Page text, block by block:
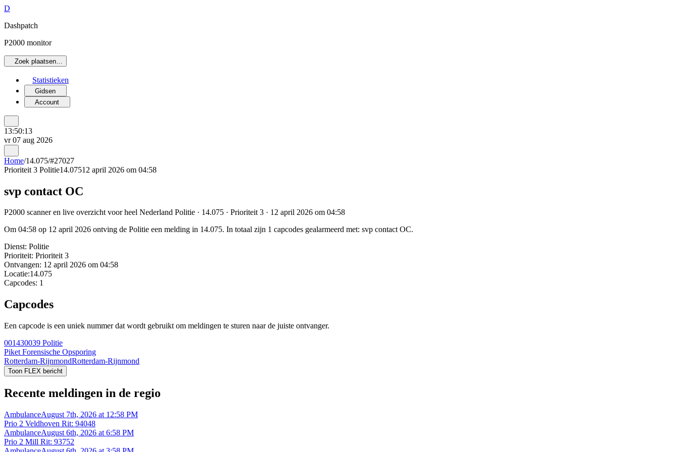
D
Dashpatch
P2000 monitor
Zoek plaatsen…
Statistieken
Gidsen
Account
13:50:13
vr 07 aug 2026
Home/14.075/#27027
Prioriteit 3 Politie14.07512 april 2026 om 04:58
svp contact OC
P2000 scanner en live overzicht voor heel Nederland Politie · 14.075 · Prioriteit 3 · 12 april 2026 om 04:58
Om 04:58 op 12 april 2026 ontving de Politie een melding in 14.075. In totaal zijn 1 capcodes gealarmeerd met: svp contact OC.
Dienst: Politie
Prioriteit: Prioriteit 3
Ontvangen: 12 april 2026 om 04:58
Locatie:14.075
Capcodes: 1
Capcodes
Een capcode is een uniek nummer dat wordt gebruikt om meldingen te sturen naar de juiste ontvanger.
001430039 Politie
Piket Forensische Opsporing
Rotterdam-RijnmondRotterdam-Rijnmond
Toon FLEX bericht
Recente meldingen in de regio
AmbulanceAugust 7th, 2026 at 12:58 PM
Prio 2 Veldhoven Rit: 94048
AmbulanceAugust 6th, 2026 at 6:58 PM
Prio 2 Mill Rit: 93752